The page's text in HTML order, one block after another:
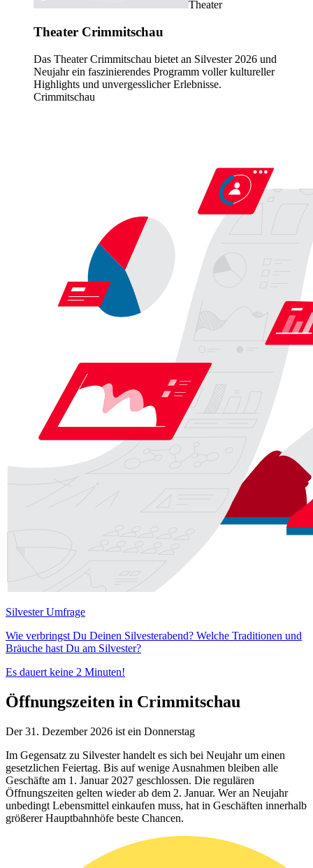
Theater
Theater Crimmitschau
Das Theater Crimmitschau bietet an Silvester 2026 und
Neujahr ein faszinierendes Programm voller kultureller
Highlights und unvergesslicher Erlebnisse.
Crimmitschau
Silvester Umfrage
Wie verbringst Du Deinen Silvesterabend? Welche Traditionen und
Bräuche hast Du am Silvester?
Es dauert keine 2 Minuten!
Öffnungszeiten in Crimmitschau
Der 31. Dezember 2026 ist ein Donnerstag
Im Gegensatz zu Silvester handelt es sich bei Neujahr um einen
gesetzlichen Feiertag. Bis auf wenige Ausnahmen bleiben alle
Geschäfte am 1. Januar 2027 geschlossen. Die regulären
Öffnungszeiten gelten wieder ab dem 2. Januar. Wer an Neujahr
unbedingt Lebensmittel einkaufen muss, hat in Geschäften innerhalb
größerer Hauptbahnhöfe beste Chancen.